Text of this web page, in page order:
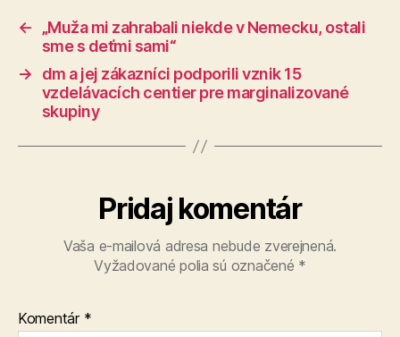
←
„Muža mi zahrabali niekde v Nemecku, ostali
sme s deťmi sami“
→
dm a jej zákazníci podporili vznik 15
vzdelávacích centier pre marginalizované
skupiny
Pridaj komentár
Vaša e-mailová adresa nebude zverejnená.
Vyžadované polia sú označené *
Komentár *